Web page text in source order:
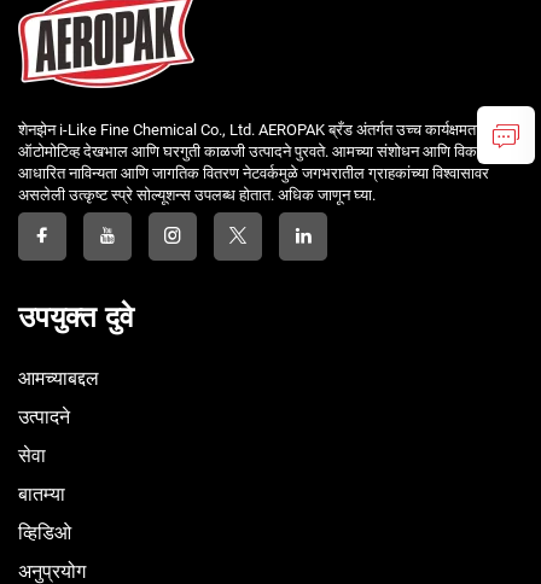
शेनझेन i-Like Fine Chemical Co., Ltd. AEROPAK ब्रँड अंतर्गत उच्च कार्यक्षमता वाली
ऑटोमोटिव्ह देखभाल आणि घरगुती काळजी उत्पादने पुरवते. आमच्या संशोधन आणि विकासावर
आधारित नाविन्यता आणि जागतिक वितरण नेटवर्कमुळे जगभरातील ग्राहकांच्या विश्वासावर
असलेली उत्कृष्ट स्प्रे सोल्यूशन्स उपलब्ध होतात. अधिक जाणून घ्या.
उपयुक्त दुवे
आमच्याबद्दल
उत्पादने
सेवा
बातम्या
व्हिडिओ
अनुप्रयोग